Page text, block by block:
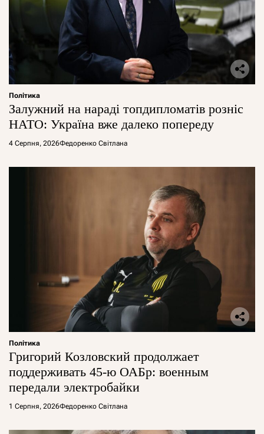
Політика
Залужний на нараді топдипломатів розніс
НАТО: Україна вже далеко попереду
4 Серпня, 2026Федоренко Світлана
Політика
Григорий Козловский продолжает
поддерживать 45-ю ОАБр: военным
передали электробайки
1 Серпня, 2026Федоренко Світлана